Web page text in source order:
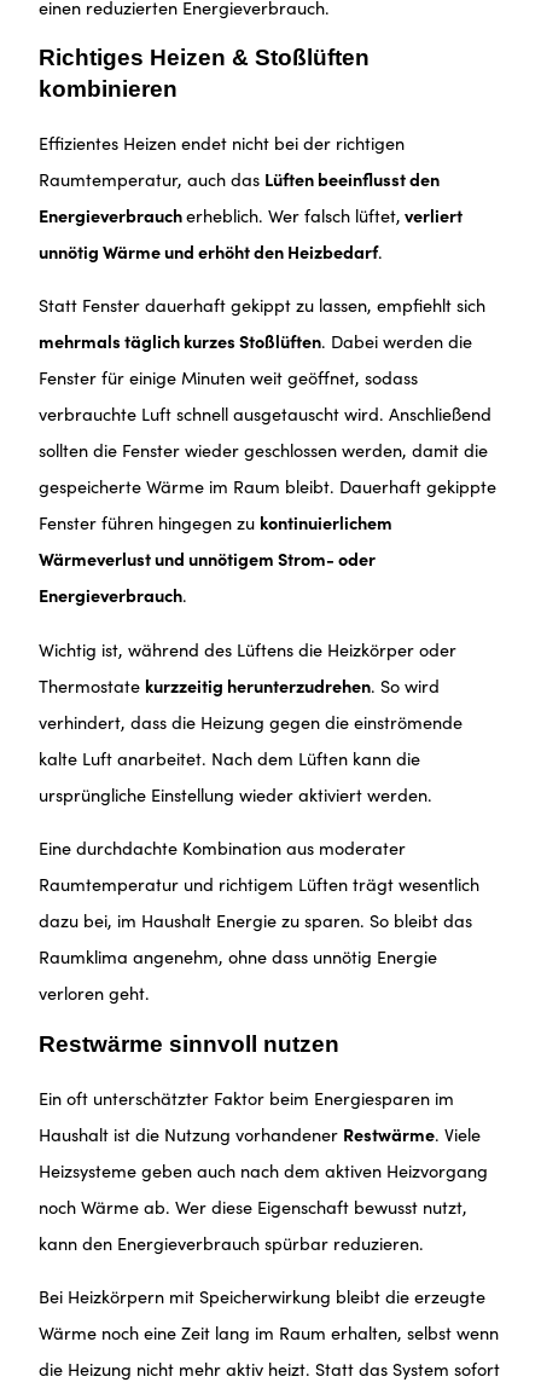
einen reduzierten Energieverbrauch.
Richtiges Heizen & Stoßlüften
kombinieren
Effizientes Heizen endet nicht bei der richtigen
Raumtemperatur, auch das Lüften beeinflusst den
Energieverbraucherheblich. Wer falsch lüftet, verliert
unnötig Wärme und erhöht den Heizbedarf.
Statt Fenster dauerhaft gekippt zu lassen, empfiehlt sich
mehrmals täglich kurzes Stoßlüften. Dabei werden die
Fenster für einige Minuten weit geöffnet, sodass
verbrauchte Luft schnell ausgetauscht wird. Anschließend
sollten die Fenster wieder geschlossen werden, damit die
gespeicherte Wärme im Raum bleibt. Dauerhaft gekippte
Fenster führen hingegen zu kontinuierlichem
Wärmeverlust und unnötigem Strom- oder
Energieverbrauch.
Wichtig ist, während des Lüftens die Heizkörper oder
Thermostate kurzzeitig herunterzudrehen. So wird
verhindert, dass die Heizung gegen die einströmende
kalte Luft anarbeitet. Nach dem Lüften kann die
ursprüngliche Einstellung wieder aktiviert werden.
Eine durchdachte Kombination aus moderater
Raumtemperatur und richtigem Lüften trägt wesentlich
dazu bei, im Haushalt Energie zu sparen. So bleibt das
Raumklima angenehm, ohne dass unnötig Energie
verloren geht.
Restwärme sinnvoll nutzen
Ein oft unterschätzter Faktor beim Energiesparen im
Haushalt ist die Nutzung vorhandener Restwärme. Viele
Heizsysteme geben auch nach dem aktiven Heizvorgang
noch Wärme ab. Wer diese Eigenschaft bewusst nutzt,
kann den Energieverbrauch spürbar reduzieren.
Bei Heizkörpern mit Speicherwirkung bleibt die erzeugte
Wärme noch eine Zeit lang im Raum erhalten, selbst wenn
die Heizung nicht mehr aktiv heizt. Statt das System sofort